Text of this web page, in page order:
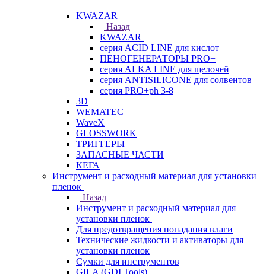
KWAZAR
Назад
KWAZAR
серия ACID LINE для кислот
ПЕНОГЕНЕРАТОРЫ PRO+
серия ALKA LINE для щелочей
серия ANTISILICONE для солвентов
серия PRO+ph 3-8
3D
WEMATEC
WaveX
GLOSSWORK
ТРИГГЕРЫ
ЗАПАСНЫЕ ЧАСТИ
КЕГА
Инструмент и расходный материал для установки
пленок
Назад
Инструмент и расходный материал для
установки пленок
Для предотвращения попадания влаги
Технические жидкости и активаторы для
установки пленок
Сумки для инструментов
GILA (GDI Tools)